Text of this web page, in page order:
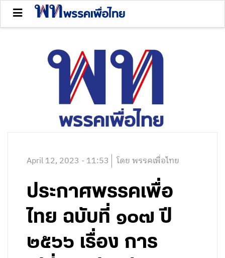
April 12, 2023 - 11:53 โดย พรรคเพื่อไทย
ประกาศพรรคเพื่อ
ไทย ฉบับที่ ๑๐๗ ปี
๒๕๖๖ เรื่อง การ